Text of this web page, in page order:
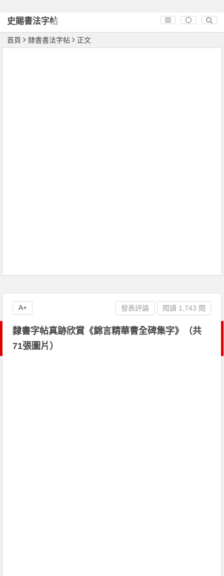
史賜書法字帖
首頁 隸書書法字帖 正文
隸書字帖真跡欣賞《錦言精華曹全碑集字》（共
71張圖片）
發表評論 閱讀 1,743 閱
A+